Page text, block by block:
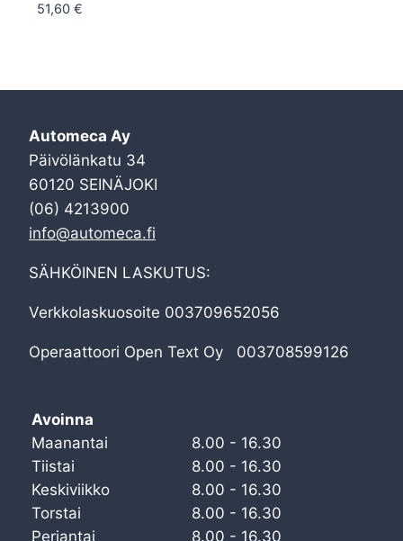
51,60 €
Automeca Ay
Päivölänkatu 34
60120 SEINÄJOKI
(06) 4213900
info@automeca.fi
SÄHKÖINEN LASKUTUS:
Verkkolaskuosoite 003709652056
Operaattoori Open Text Oy 003708599126
Avoinna
Maanantai
8.00 - 16.30
Tiistai
8.00 - 16.30
Keskiviikko
8.00 - 16.30
Torstai
8.00 - 16.30
Perjantai
8.00 - 16.30